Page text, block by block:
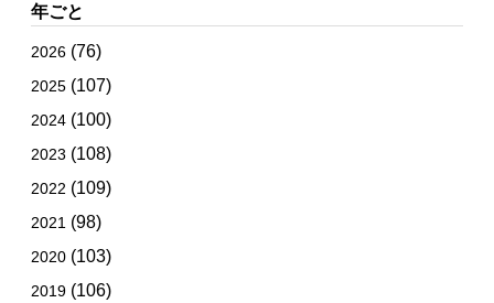
年ごと
2026 (76)
2025 (107)
2024 (100)
2023 (108)
2022 (109)
2021 (98)
2020 (103)
2019 (106)